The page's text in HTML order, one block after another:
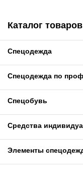
Каталог товаров
Спецодежда
Спецодежда по
Спецобувь
Средства
Элементы